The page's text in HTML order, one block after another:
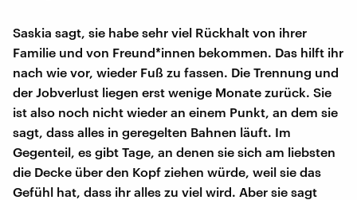
Saskia sagt, sie habe sehr viel Rückhalt von ihrer
Familie und von Freund*innen bekommen. Das hilft ihr
nach wie vor, wieder Fuß zu fassen. Die Trennung und
der Jobverlust liegen erst wenige Monate zurück. Sie
ist also noch nicht wieder an einem Punkt, an dem sie
sagt, dass alles in geregelten Bahnen läuft. Im
Gegenteil, es gibt Tage, an denen sie sich am liebsten
die Decke über den Kopf ziehen würde, weil sie das
Gefühl hat, dass ihr alles zu viel wird. Aber sie sagt